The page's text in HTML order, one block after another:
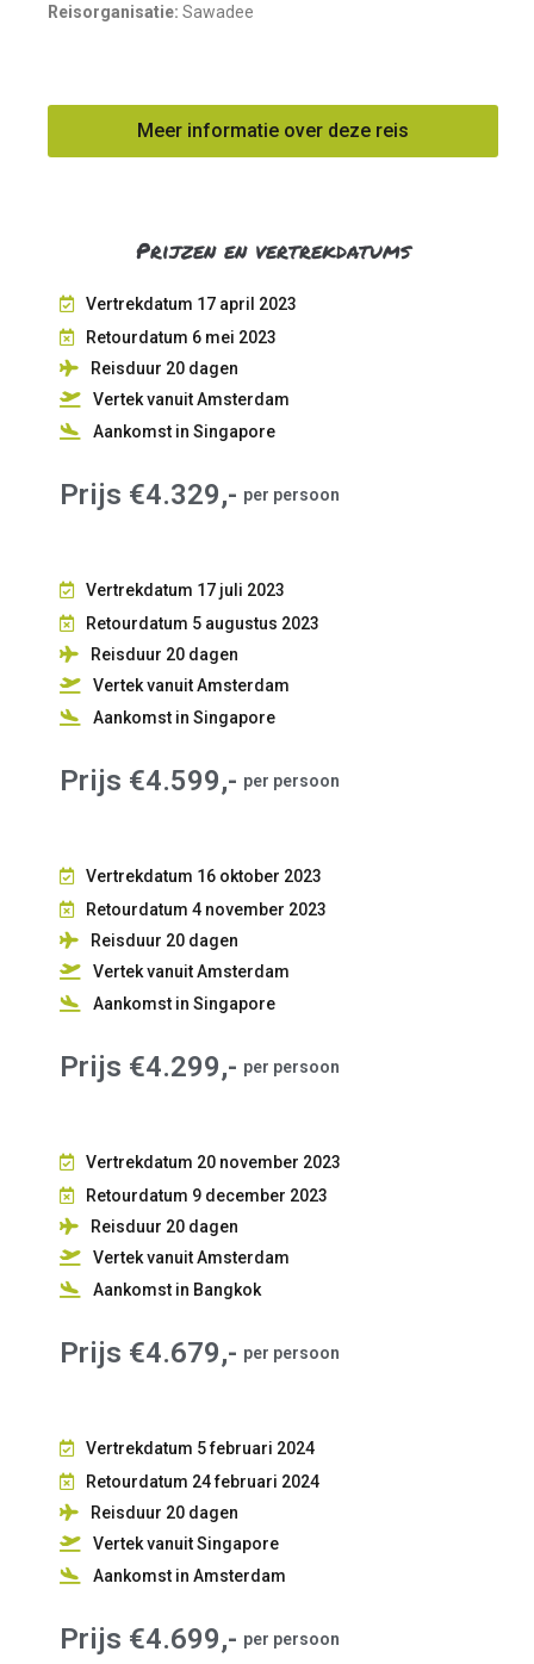
Reisorganisatie: Sawadee
Meer informatie over deze reis
Prijzen en vertrekdatums
Vertrekdatum 17 april 2023
Retourdatum 6 mei 2023
Reisduur 20 dagen
Vertek vanuit Amsterdam
Aankomst in Singapore
Prijs €4.329,- per persoon
Vertrekdatum 17 juli 2023
Retourdatum 5 augustus 2023
Reisduur 20 dagen
Vertek vanuit Amsterdam
Aankomst in Singapore
Prijs €4.599,- per persoon
Vertrekdatum 16 oktober 2023
Retourdatum 4 november 2023
Reisduur 20 dagen
Vertek vanuit Amsterdam
Aankomst in Singapore
Prijs €4.299,- per persoon
Vertrekdatum 20 november 2023
Retourdatum 9 december 2023
Reisduur 20 dagen
Vertek vanuit Amsterdam
Aankomst in Bangkok
Prijs €4.679,- per persoon
Vertrekdatum 5 februari 2024
Retourdatum 24 februari 2024
Reisduur 20 dagen
Vertek vanuit Singapore
Aankomst in Amsterdam
Prijs €4.699,- per persoon